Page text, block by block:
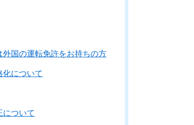
国の運転免許をお持ちの方
について
ついて